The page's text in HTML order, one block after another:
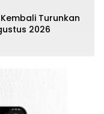
Turunkan
2026